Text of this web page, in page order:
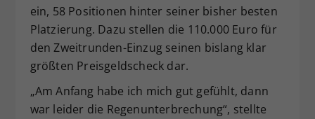
ein, 58 Positionen hinter seiner bisher besten
Platzierung. Dazu stellen die 110.000 Euro für
den Zweitrunden-Einzug seinen bislang klar
größten Preisgeldscheck dar.
„Am Anfang habe ich mich gut gefühlt, dann
war leider die Regenunterbrechung“, stellte